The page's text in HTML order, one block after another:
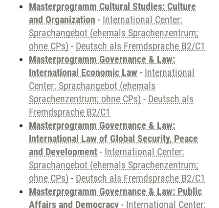
Masterprogramm Cultural Studies: Culture
and Organization - International Center:
Sprachangebot (ehemals Sprachenzentrum;
ohne CPs) - Deutsch als Fremdsprache B2/C1
Masterprogramm Governance & Law:
International Economic Law - International
Center: Sprachangebot (ehemals
Sprachenzentrum; ohne CPs) - Deutsch als
Fremdsprache B2/C1
Masterprogramm Governance & Law:
International Law of Global Security, Peace
and Development - International Center:
Sprachangebot (ehemals Sprachenzentrum;
ohne CPs) - Deutsch als Fremdsprache B2/C1
Masterprogramm Governance & Law: Public
Affairs and Democracy - International Center: